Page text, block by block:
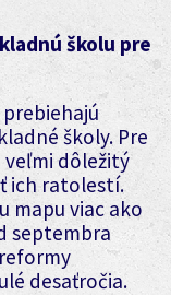
školu pre
školy. Pre
dôležitý
ich ratolestí.
mapu viac ako
septembra
desaťročia.